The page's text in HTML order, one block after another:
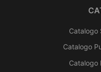
Catalogo
Catalogo
Catalogo